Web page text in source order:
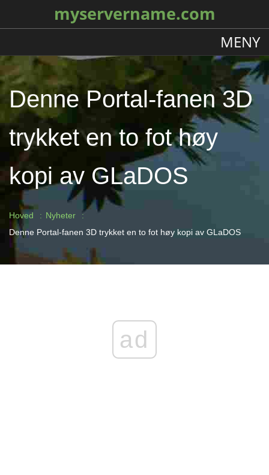
myservername.com
MENY
Denne Portal-fanen 3D
trykket en to fot høy
kopi av GLaDOS
Hoved
Nyheter
Denne Portal-fanen 3D trykket en to fot høy kopi av GLaDOS
ad